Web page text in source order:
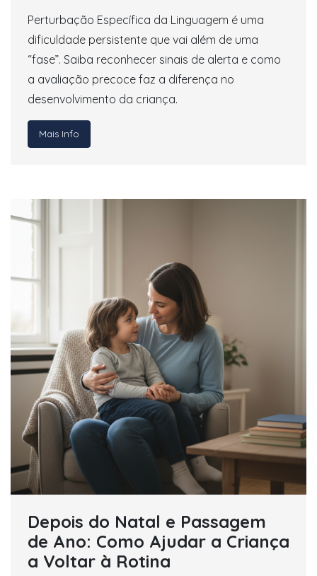
Perturbação Específica da Linguagem é uma
dificuldade persistente que vai além de uma
“fase”. Saiba reconhecer sinais de alerta e como
a avaliação precoce faz a diferença no
desenvolvimento da criança.
Mais Info
Depois do Natal e Passagem
de Ano: Como Ajudar a Criança
a Voltar à Rotina